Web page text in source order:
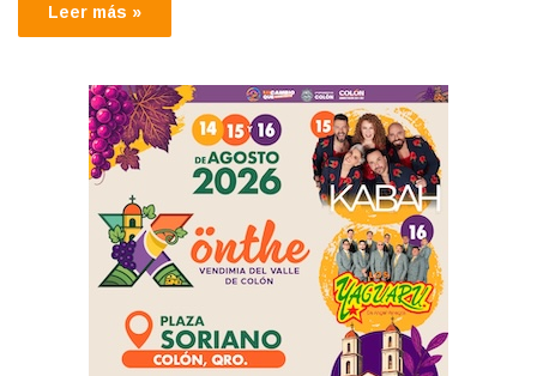
Leer más »